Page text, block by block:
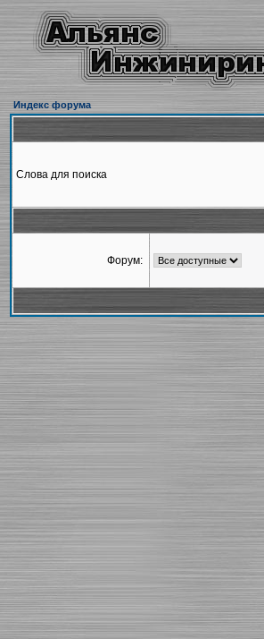
Индекс форума
Слова для поиска
Форум: